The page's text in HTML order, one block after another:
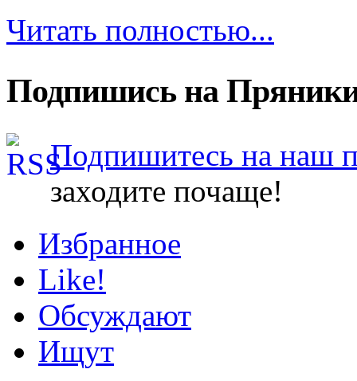
Читать полностью...
Подпишись на
Подпишитесь на наш
заходите почаще!
Избранное
Like!
Обсуждают
Ищут